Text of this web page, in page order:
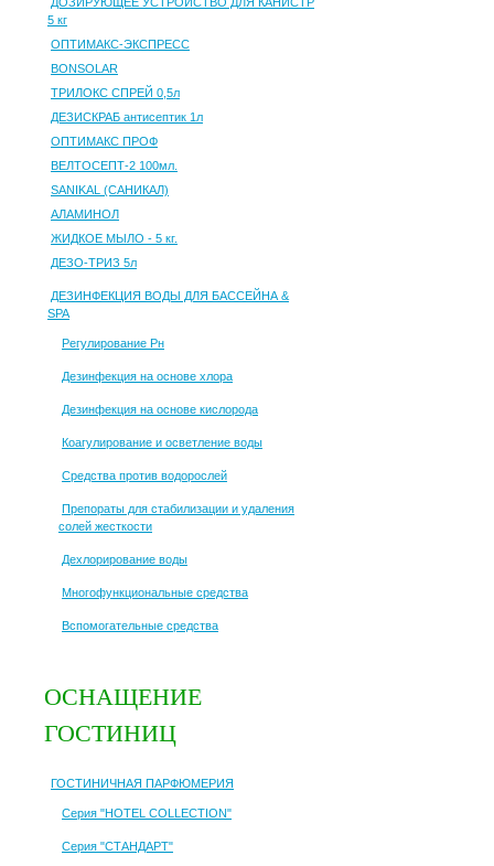
5 кг
ОПТИМАКС-ЭКСПРЕСС
BONSOLAR
ТРИЛОКС СПРЕЙ 0,5л
ДЕЗИСКРАБ антисептик 1л
ОПТИМАКС ПРОФ
ВЕЛТОСЕПТ-2 100мл.
SANIKAL (САНИКАЛ)
АЛАМИНОЛ
ЖИДКОЕ МЫЛО - 5 кг.
ДЕЗО-ТРИЗ 5л
ДЕЗИНФЕКЦИЯ ВОДЫ ДЛЯ БАССЕЙНА &
SPA
Регулирование Рн
Дезинфекция на основе хлора
Дезинфекция на основе кислорода
Коагулирование и осветление воды
Средства против водорослей
Препораты для стабилизации и удаления
солей жесткости
Дехлорирование воды
Многофункциональные средства
Вспомогательные средства
ОСНАЩЕНИЕ
ГОСТИНИЦ
ГОСТИНИЧНАЯ ПАРФЮМЕРИЯ
Серия "HOTEL COLLECTION"
Серия "СТАНДАРТ"